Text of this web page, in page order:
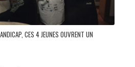
CES 4 JEUNES OUVRENT UN